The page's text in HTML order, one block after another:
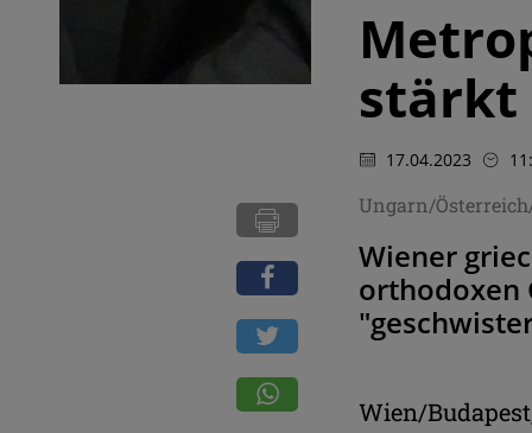
stärkt
17.04.2023
Ungarn/
Wiener
orthodoxen
Wien/